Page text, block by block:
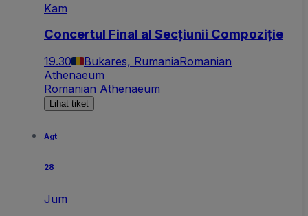
Kam
Concertul Final al Secțiunii Compoziție
19.30 Bukares, RumaniaRomanian
Athenaeum
Romanian Athenaeum
Lihat tiket
Agt
28
Jum